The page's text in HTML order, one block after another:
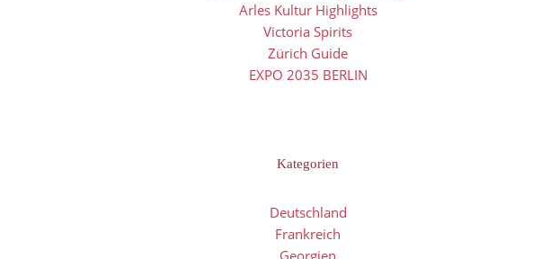
Arles Kultur Highlights
Victoria Spirits
Zürich Guide
EXPO 2035 BERLIN
Kategorien
Deutschland
Frankreich
Georgien